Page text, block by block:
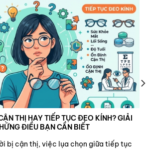
THỊ HAY TIẾP TỤC ĐEO KÍNH? GIẢI
ĐIỀU BẠN CẦN BIẾT
bị cận thị, việc lụa chọn giữa tiếp tục